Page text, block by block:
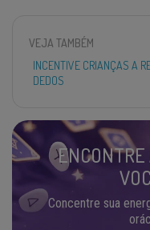
VEJA TAMBÉM
INCENTIVE CRIANÇAS A
DEDOS
ENCONTRE
Concentre sua